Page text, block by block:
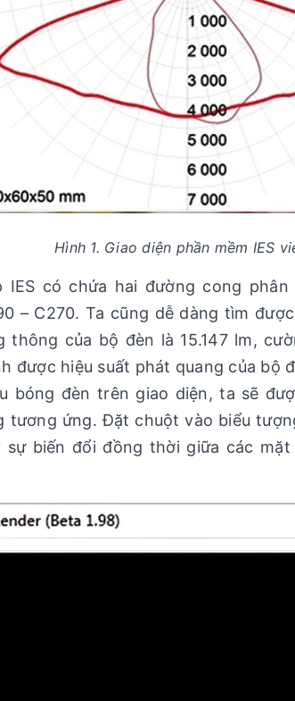
Hình 1. Giao diện phần mềm IES
IES có chứa hai đường cong
– C270. Ta cũng dễ dàng tìm
thông của bộ đèn là 15.147 lm,
được hiệu suất phát quang của bộ
bóng đèn trên giao diện, ta sẽ
tương ứng. Đặt chuột vào biểu
sự biến đổi đồng thời giữa các